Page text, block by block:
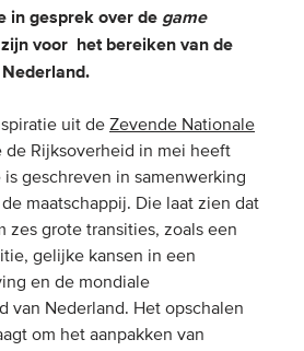
Publicaties
Webinars
Podcasts
Video’s
WIE WE ZIJN
Vereniging
Onze leden
in gesprek over de game
voor het bereiken van de
uit de Zevende Nationale
de Rijksoverheid in mei heeft
geschreven in samenwerking
maatschappij. Die laat zien dat
zes grote transities, zoals een
gelijke kansen in een
en de mondiale
van Nederland. Het opschalen
om het aanpakken van